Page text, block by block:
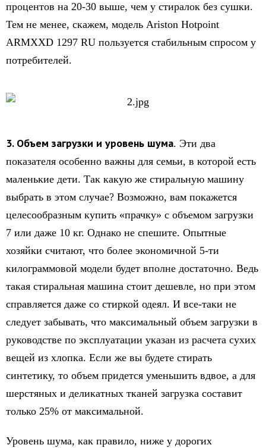
процентов на 20-30 выше, чем у стиралок без сушки.
Тем не менее, скажем, модель Ariston Hotpoint
ARMXXD 1297 RU пользуется стабильным спросом у
потребителей.
3. Объем загрузки и уровень шума. Эти два
показателя особенно важны для семьи, в которой есть
маленькие дети. Так какую же стиральную машину
выбрать в этом случае? Возможно, вам покажется
целесообразным купить «прачку» с объемом загрузки
7 или даже 10 кг. Однако не спешите. Опытные
хозяйки считают, что более экономичной 5-ти
килограммовой модели будет вполне достаточно. Ведь
такая стиральная машина стоит дешевле, но при этом
справляется даже со стиркой одеял. И все-таки не
следует забывать, что максимальный объем загрузки в
руководстве по эксплуатации указан из расчета сухих
вещей из хлопка. Если же вы будете стирать
синтетику, то объем придется уменьшить вдвое, а для
шерстяных и деликатных тканей загрузка составит
только 25% от максимальной.
Уровень шума, как правило, ниже у дорогих